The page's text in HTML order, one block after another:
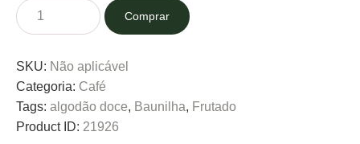
Comprar
SKU: Não aplicável
Categoria: Café
Tags: algodão doce, Baunilha, Frutado
Product ID: 21926